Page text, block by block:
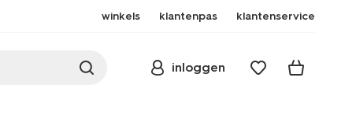
winkels klantenpas klantenservice
inloggen